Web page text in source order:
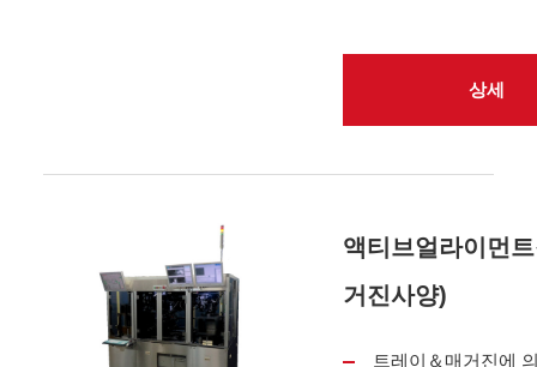
상세
액티브얼라이먼
거진사양)
트레이＆매거진에